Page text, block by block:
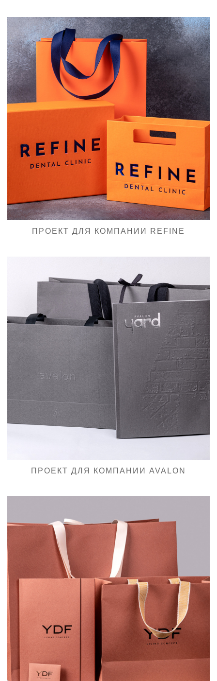
ПРОЕКТ ДЛЯ КОМПАНИИ REFINE
ПРОЕКТ ДЛЯ КОМПАНИИ AVALON